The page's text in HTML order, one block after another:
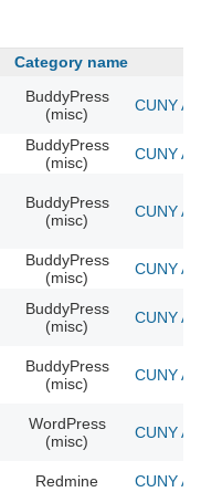
Category name
BuddyPress
(misc)
CUNY
BuddyPress
(misc)
CUNY
BuddyPress
(misc)
CUNY
BuddyPress
(misc)
CUNY
BuddyPress
(misc)
CUNY
BuddyPress
(misc)
CUNY
WordPress
(misc)
CUNY
Redmine CUNY